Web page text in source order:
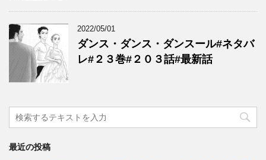
2022/05/01
ダンス・ダンス・ダンスール#ネタバ
レ#２３巻#２０３話#最新話
最近の投稿